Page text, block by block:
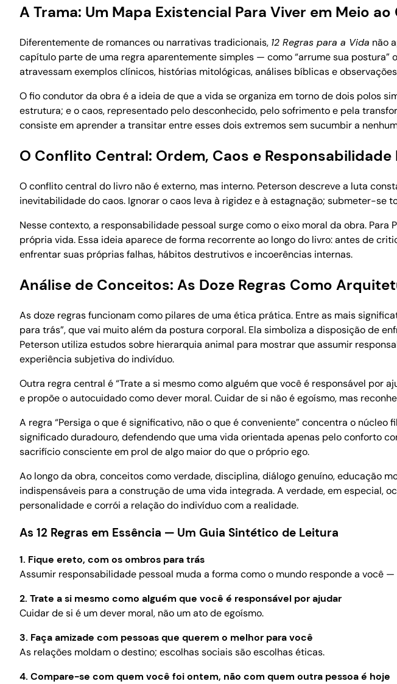
A Trama: Um Mapa Existencial Para Viver em Meio ao
Diferentemente de romances ou narrativas tradicionais, 12 Regras para a Vida não
capítulo parte de uma regra aparentemente simples — como “arrume sua postura”
atravessam exemplos clínicos, histórias mitológicas, análises bíblicas e
O fio condutor da obra é a ideia de que a vida se organiza em torno de dois polos
estrutura; e o caos, representado pelo desconhecido, pelo sofrimento e pela
consiste em aprender a transitar entre esses dois extremos sem sucumbir a
O Conflito Central: Ordem, Caos e
O conflito central do livro não é externo, mas interno. Peterson descreve a luta
inevitabilidade do caos. Ignorar o caos leva à rigidez e à estagnação; submeter-se
Nesse contexto, a responsabilidade pessoal surge como o eixo moral da obra. Para
própria vida. Essa ideia aparece de forma recorrente ao longo do livro: antes de
enfrentar suas próprias falhas, hábitos destrutivos e incoerências internas.
Análise de Conceitos: As Doze Regras Como
As doze regras funcionam como pilares de uma ética prática. Entre as mais
para trás”, que vai muito além da postura corporal. Ela simboliza a disposição de
Peterson utiliza estudos sobre hierarquia animal para mostrar que assumir
experiência subjetiva do indivíduo.
Outra regra central é “Trate a si mesmo como alguém que você é responsável por
e propõe o autocuidado como dever moral. Cuidar de si não é egoísmo, mas
A regra “Persiga o que é significativo, não o que é conveniente” concentra o
significado duradouro, defendendo que uma vida orientada apenas pelo conforto
sacrifício consciente em prol de algo maior do que o próprio ego.
Ao longo da obra, conceitos como verdade, disciplina, diálogo genuíno, educação
indispensáveis para a construção de uma vida integrada. A verdade, em especial,
personalidade e corrói a relação do indivíduo com a realidade.
As 12 Regras em Essência — Um Guia Sintético de Leitura
1. Fique ereto, com os ombros para trás
Assumir responsabilidade pessoal muda a forma como o mundo responde a você
2. Trate a si mesmo como alguém que você é responsável por ajudar
Cuidar de si é um dever moral, não um ato de egoísmo.
3. Faça amizade com pessoas que querem o melhor para você
As relações moldam o destino; escolhas sociais são escolhas éticas.
4. Compare-se com quem você foi ontem, não com quem outra pessoa é hoje